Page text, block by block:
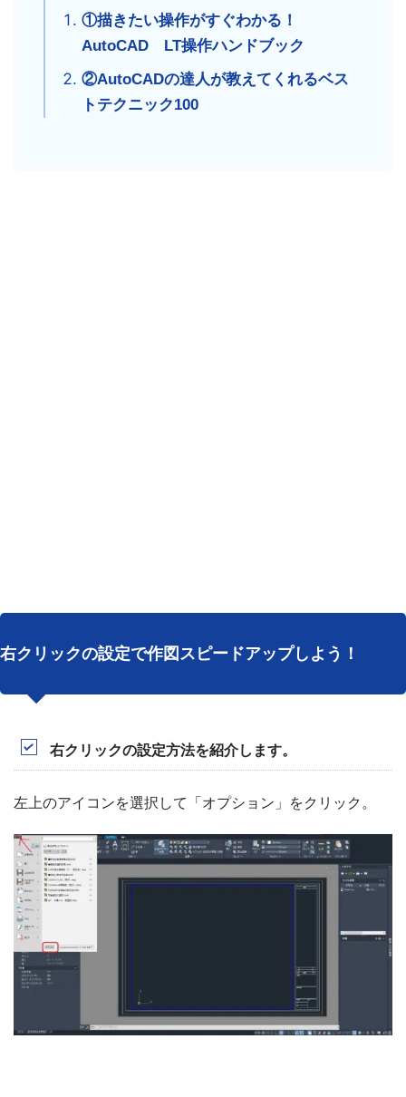
①描きたい操作がすぐわかる！
AutoCAD LT操作ハンドブック
②AutoCADの達人が教えてくれるベス
トテクニック100
右クリックの設定で作図スピードアップしよう！
右クリックの設定方法を紹介します。
左上のアイコンを選択して「オプション」をクリック。